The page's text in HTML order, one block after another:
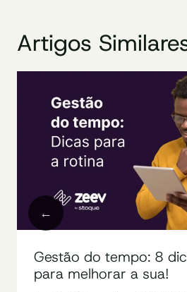
Artigos
Gestão do tempo: 8
para melhorar a sua!